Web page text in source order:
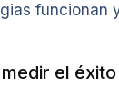
funcionan
el